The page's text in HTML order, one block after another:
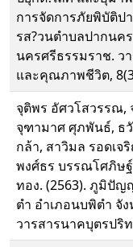
การจัดการภัยพิบัติป
รส?วนตําบลปากนค
นครศรีธรรมราช.
และคุณภาพชีวิต,
จุติพร อัศวโสวรรณ,
จุฑามาศ ศุภพันธ์, ธ
กล้า, สาวิมล รอดเ
พงศ์ธร บรรณโศภิษ
ทอง. (2563). ภูมิปัญ
ตำ อำเภอนบพิตำ จั
วารสารนาคบุตรปริ